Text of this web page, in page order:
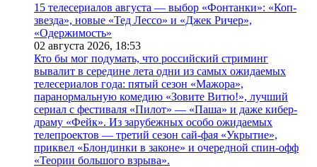
15 телесериалов августа — выбор «Фонтанки»: «Коп-
звезда», новые «Тед Лессо» и «Джек Ричер»,
«Одержимость»
02 августа 2026, 18:53
Кто бы мог подумать, что российский стриминг
вывалит в середине лета одни из самых ожидаемых
телесериалов года: пятый сезон «Мажора»,
паранормальную комедию «Зовите Витю!», лучший
сериал с фестиваля «Пилот» — «Паша» и даже кибер-
драму «Фейк». Из зарубежных особо ожидаемых
телепроектов — третий сезон сай-фая «Укрытие»,
приквел «Блондинки в законе» и очередной спин-офф
«Теории большого взрыва».